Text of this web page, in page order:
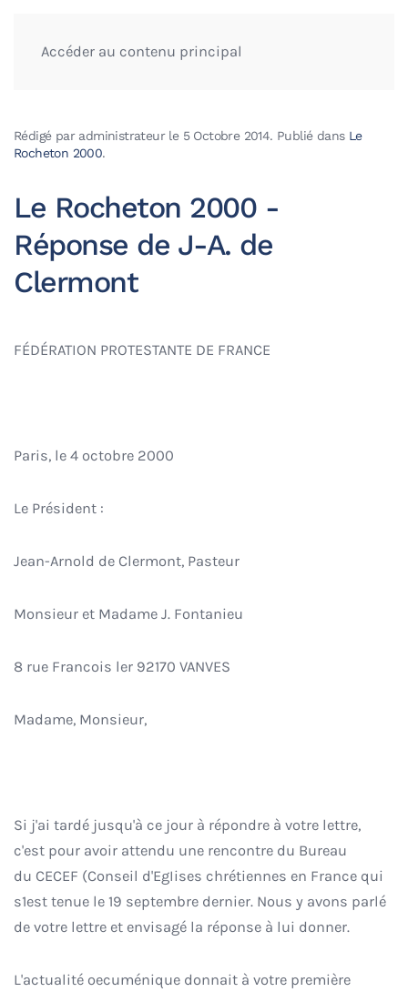
Accéder au contenu principal
Rédigé par administrateur le 5 Octobre 2014. Publié dans Le
Rocheton 2000.
Le Rocheton 2000 -
Réponse de J-A. de
Clermont
FÉDÉRATION PROTESTANTE DE FRANCE
Paris, le 4 octobre 2000
Le Président :
Jean-Arnold de Clermont, Pasteur
Monsieur et Madame J. Fontanieu
8 rue Francois ler 92170 VANVES
Madame, Monsieur,
Si j'ai tardé jusqu'à ce jour à répondre à votre lettre,
c'est pour avoir attendu une rencontre du Bureau
du CECEF (Conseil d'EgIises chrétiennes en France qui
s1est tenue le 19 septembre dernier. Nous y avons parlé
de votre lettre et envisagé la réponse à lui donner.
L'actualité oecuménique donnait à votre première